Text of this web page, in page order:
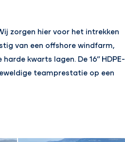
zorgen hier voor het intrekken
van een offshore windfarm,
kwarts lagen. De 16” HDPE-
teamprestatie op een